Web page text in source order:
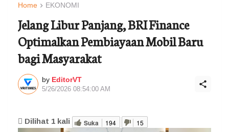
Home EKONOMI
Jelang Libur Panjang, BRI Finance
Optimalkan Pembiayaan Mobil Baru
bagi Masyarakat
by EditorVT
5/26/2026 08:54:00 AM
Dilihat 1 kali Suka 194 15